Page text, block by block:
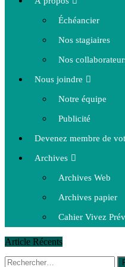
Échéancier
Nos stagiaires
Nos
Nous joindre
Notre équipe
Publicité
Devenez membre de
Archives
Archives Web
Archives papier
Cahier Vivez
Article Récents
14 octobre 2015
La
Rechercher :